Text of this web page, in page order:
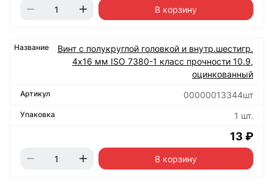
В корзину
Винт с полукруглой головкой и внутр.шестигр.
4х16 мм ISO 7380-1 класс прочности 10.9,
оцинкованный
00000013344шт
1 шт.
13 ₽
В корзину